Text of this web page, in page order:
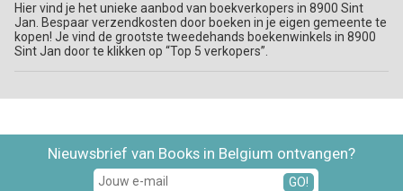
Hier vind je het unieke aanbod van boekverkopers in 8900 Sint
Jan. Bespaar verzendkosten door boeken in je eigen gemeente te
kopen! Je vind de grootste tweedehands boekenwinkels in 8900
Sint Jan door te klikken op “Top 5 verkopers”.
Nieuwsbrief van Books in Belgium ontvangen?
GO!